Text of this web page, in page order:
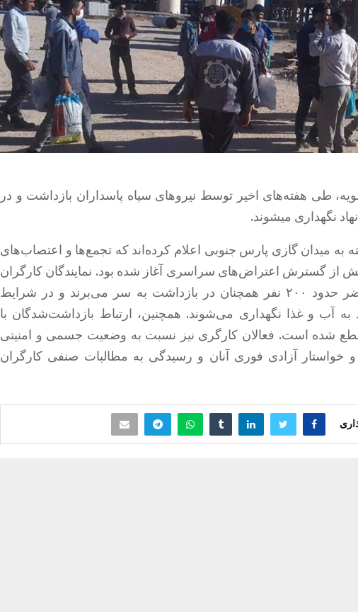
طی هفته‌های اخیر توسط نیروهای سپاه پاسداران بازداشت و در
نگهداری میشوند.
به میدان گازی پارس جنوبی اعلام کرده‌اند که تجمع‌ها و اعتصاب‌های
از گسترش اعتراض‌های سراسری آغاز شده بود. نمایندگان کارگران
اعلام کرده‌اند که در حال حاضر حدود ۲۰۰ نفر همچنان در بازداشت به سر می‌برند و در شرایط
آب و غذا نگهداری می‌شوند. همچنین، ارتباط بازداشت‌شدگان با
قطع شده است. فعالان کارگری نیز نسبت به وضعیت جسمی و امنیتی
و خواستار آزادی فوری آنان و رسیدگی به مطالبات صنفی کارگران